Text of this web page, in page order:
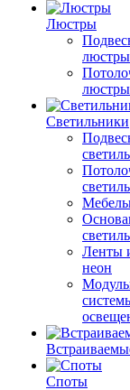
Люстры
люстры
люстры
Светильники
Ленты
неон
Споты